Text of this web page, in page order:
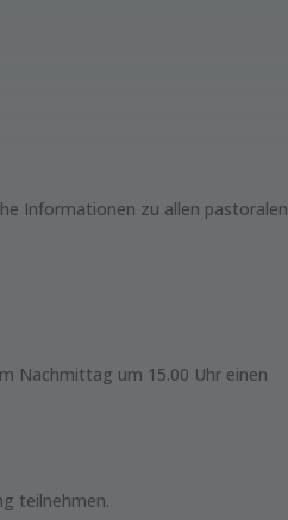
Informationen zu allen pastoralen
Nachmittag um 15.00 Uhr einen
teilnehmen.